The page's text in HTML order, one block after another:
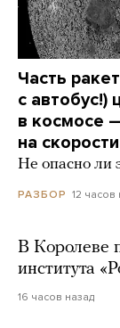
Часть
с
в космосе
на
Не опасно ли
РАЗБОР 12 часов
В Королеве
института
16 часов назад